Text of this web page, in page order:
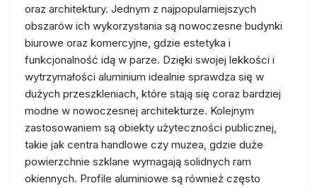
oraz architektury. Jednym z najpopularniejszych
obszarów ich wykorzystania są nowoczesne budynki
biurowe oraz komercyjne, gdzie estetyka i
funkcjonalność idą w parze. Dzięki swojej lekkości i
wytrzymałości aluminium idealnie sprawdza się w
dużych przeszkleniach, które stają się coraz bardziej
modne w nowoczesnej architekturze. Kolejnym
zastosowaniem są obiekty użyteczności publicznej,
takie jak centra handlowe czy muzea, gdzie duże
powierzchnie szklane wymagają solidnych ram
okiennych. Profile aluminiowe są również często